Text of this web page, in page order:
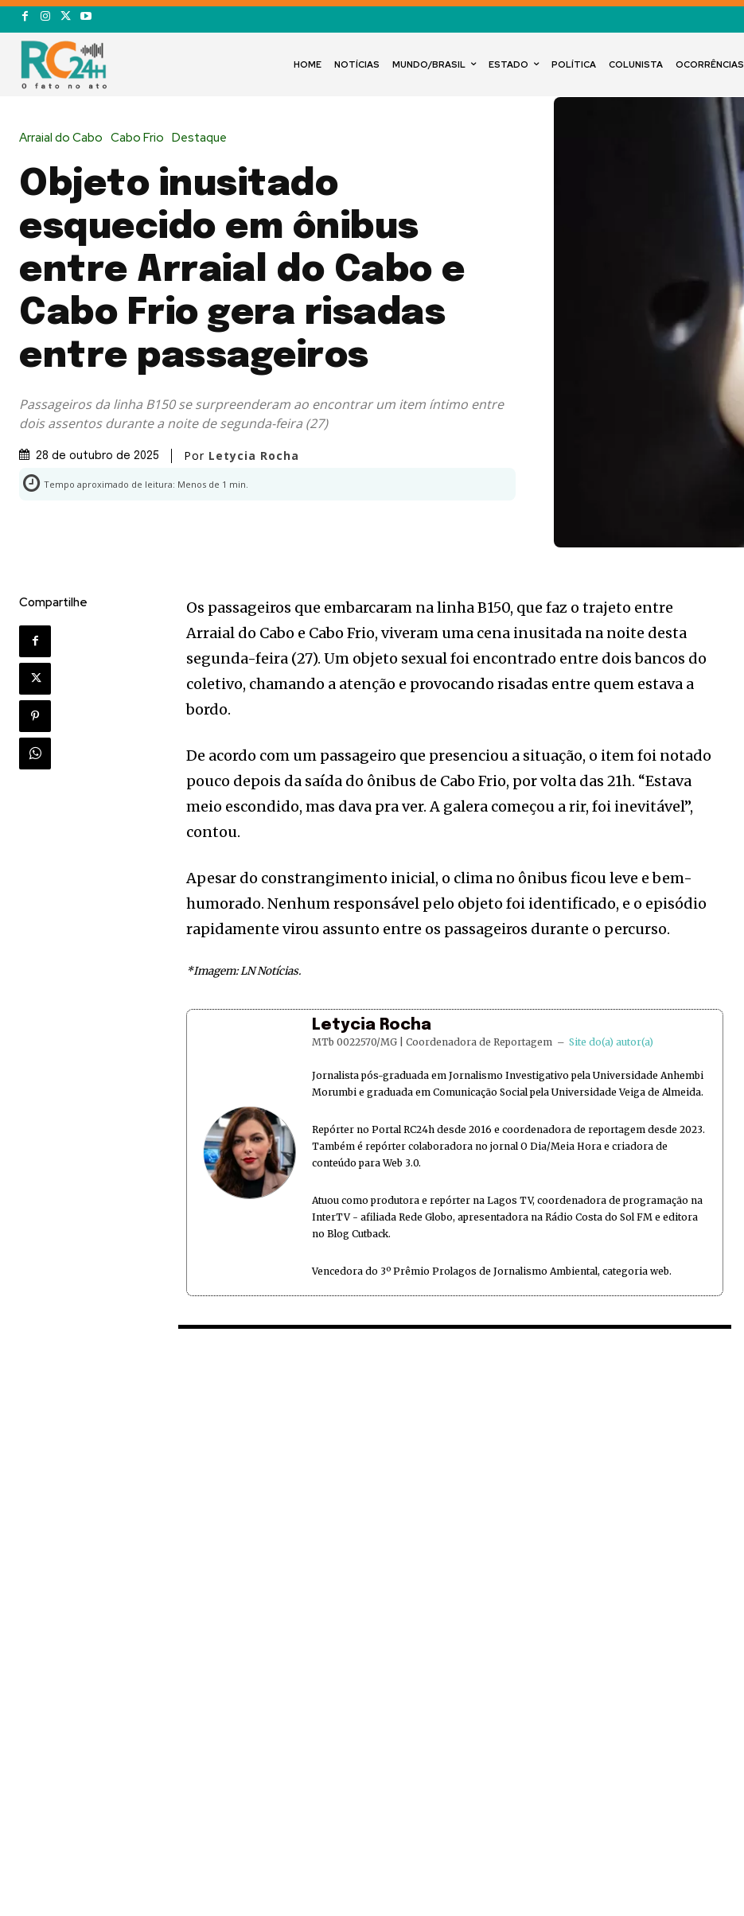
HOME NOTÍCIAS MUNDO/BRASIL ESTADO POLÍTICA COLUNISTA OCORRÊNCIAS
Arraial do Cabo Cabo Frio Destaque
Objeto inusitado
esquecido em ônibus
entre Arraial do Cabo e
Cabo Frio gera risadas
entre passageiros
Passageiros da linha B150 se surpreenderam ao encontrar um item íntimo entre
dois assentos durante a noite de segunda-feira (27)
28 de outubro de 2025 Por Letycia Rocha
Tempo aproximado de leitura: Menos de 1 min.
Compartilhe
Os passageiros que embarcaram na linha B150, que faz o trajeto entre
Arraial do Cabo e Cabo Frio, viveram uma cena inusitada na noite desta
segunda-feira (27). Um objeto sexual foi encontrado entre dois bancos do
coletivo, chamando a atenção e provocando risadas entre quem estava a
bordo.
De acordo com um passageiro que presenciou a situação, o item foi notado
pouco depois da saída do ônibus de Cabo Frio, por volta das 21h. “Estava
meio escondido, mas dava pra ver. A galera começou a rir, foi inevitável”,
contou.
Apesar do constrangimento inicial, o clima no ônibus ficou leve e bem-
humorado. Nenhum responsável pelo objeto foi identificado, e o episódio
rapidamente virou assunto entre os passageiros durante o percurso.
*Imagem: LN Notícias.
Letycia Rocha
MTb 0022570/MG | Coordenadora de Reportagem – Site do(a) autor(a)
Jornalista pós-graduada em Jornalismo Investigativo pela Universidade Anhembi
Morumbi e graduada em Comunicação Social pela Universidade Veiga de Almeida.
Repórter no Portal RC24h desde 2016 e coordenadora de reportagem desde 2023.
Também é repórter colaboradora no jornal O Dia/Meia Hora e criadora de
conteúdo para Web 3.0.
Atuou como produtora e repórter na Lagos TV, coordenadora de programação na
InterTV - afiliada Rede Globo, apresentadora na Rádio Costa do Sol FM e editora
no Blog Cutback.
Vencedora do 3º Prêmio Prolagos de Jornalismo Ambiental, categoria web.